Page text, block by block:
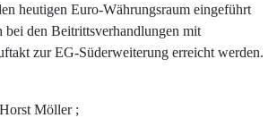
heutigen Euro-Währungsraum eingeführt
bei den Beitrittsverhandlungen mit
zur EG-Süderweiterung erreicht werden.
Möller ;